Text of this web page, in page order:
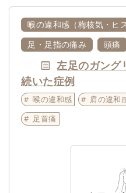
喉の違和感（梅核気・ヒ
足・足指の痛み
頭痛
左足のガング
続いた症例
喉の違和感 肩の違和
足首痛